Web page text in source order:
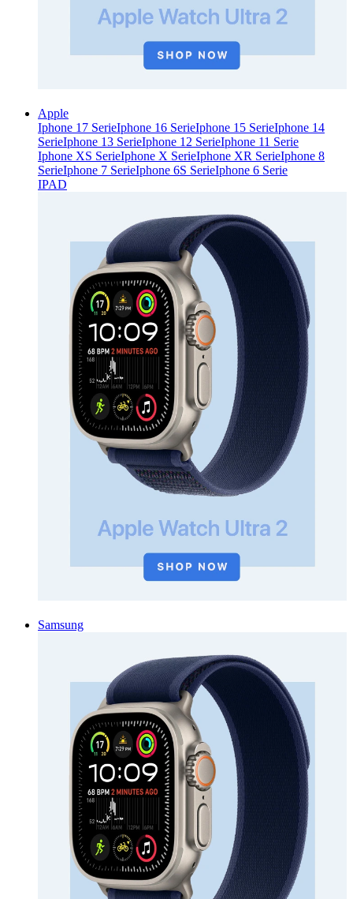
Apple
Iphone 17 SerieIphone 16 SerieIphone 15 SerieIphone 14
SerieIphone 13 SerieIphone 12 SerieIphone 11 Serie
Iphone XS SerieIphone X SerieIphone XR SerieIphone 8
SerieIphone 7 SerieIphone 6S SerieIphone 6 Serie
IPAD
Samsung